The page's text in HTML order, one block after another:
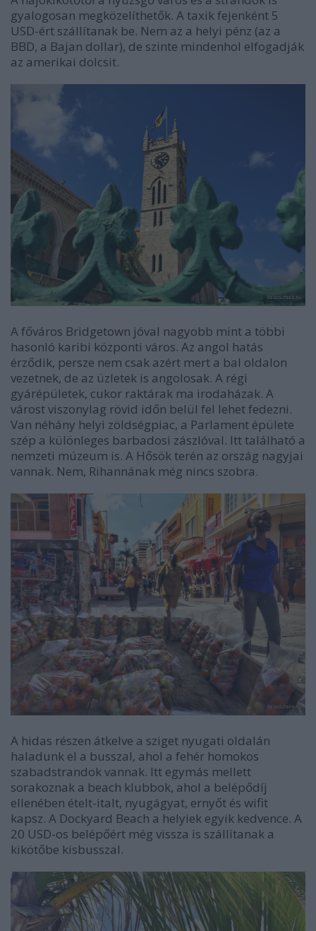
gyalogosan megközelíthetők. A taxik fejenként 5
USD-ért szállítanak be. Nem az a helyi pénz (az a
BBD, a Bajan dollar), de szinte mindenhol elfogadják
az amerikai dolcsit.
A főváros Bridgetown jóval nagyobb mint a többi
hasonló karibi központi város. Az angol hatás
érződik, persze nem csak azért mert a bal oldalon
vezetnek, de az üzletek is angolosak. A régi
gyárépületek, cukor raktárak ma irodaházak. A
várost viszonylag rövid időn belül fel lehet fedezni.
Van néhány helyi zöldségpiac, a Parlament épülete
szép a különleges barbadosi zászlóval. Itt található a
nemzeti múzeum is. A Hősök terén az ország nagyjai
vannak. Nem, Rihannának még nincs szobra.
A hidas részen átkelve a sziget nyugati oldalán
haladunk el a busszal, ahol a fehér homokos
szabadstrandok vannak. Itt egymás mellett
sorakoznak a beach klubbok, ahol a belépődíj
ellenében ételt-italt, nyugágyat, ernyőt és wifit
kapsz. A Dockyard Beach a helyiek egyik kedvence. A
20 USD-os belépőért még vissza is szállítanak a
kikötőbe kisbusszal.